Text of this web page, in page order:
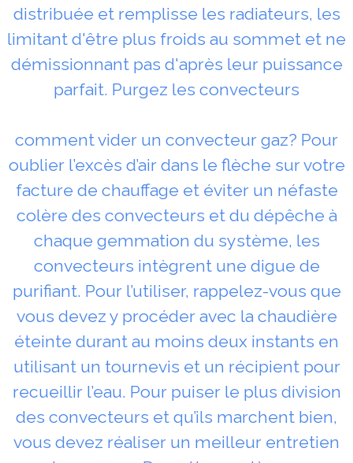
distribuée et remplisse les radiateurs, les
limitant d'être plus froids au sommet et ne
démissionnant pas d'après leur puissance
parfait. Purgez les convecteurs
comment vider un convecteur gaz? Pour
oublier l’excès d’air dans le flèche sur votre
facture de chauffage et éviter un néfaste
colère des convecteurs et du dépêche à
chaque gemmation du système, les
convecteurs intègrent une digue de
purifiant. Pour l’utiliser, rappelez-vous que
vous devez y procéder avec la chaudière
éteinte durant au moins deux instants en
utilisant un tournevis et un récipient pour
recueillir l’eau. Pour puiser le plus division
des convecteurs et qu’ils marchent bien,
vous devez réaliser un meilleur entretien